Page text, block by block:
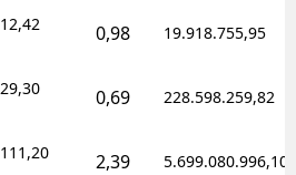
12,42 0,98 19.918.755,95
29,30 0,69 228.598.259,82
111,20 2,39 5.699.080.996,10